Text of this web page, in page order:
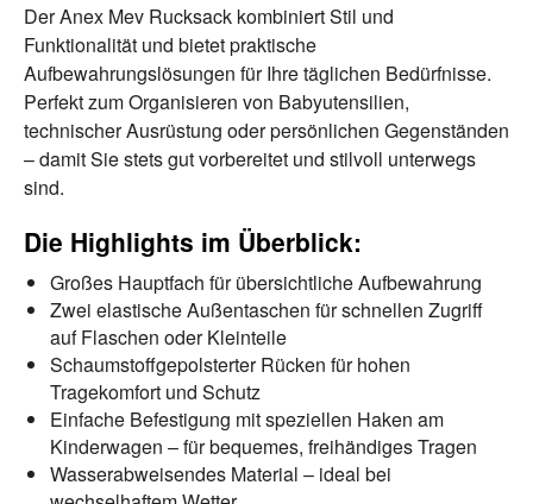
Der Anex Mev Rucksack kombiniert Stil und
Funktionalität und bietet praktische
Aufbewahrungslösungen für Ihre täglichen Bedürfnisse.
Perfekt zum Organisieren von Babyutensilien,
technischer Ausrüstung oder persönlichen Gegenständen
– damit Sie stets gut vorbereitet und stilvoll unterwegs
sind.
Die Highlights im Überblick:
Großes Hauptfach für übersichtliche Aufbewahrung
Zwei elastische Außentaschen für schnellen Zugriff
auf Flaschen oder Kleinteile
Schaumstoffgepolsterter Rücken für hohen
Tragekomfort und Schutz
Einfache Befestigung mit speziellen Haken am
Kinderwagen – für bequemes, freihändiges Tragen
Wasserabweisendes Material – ideal bei